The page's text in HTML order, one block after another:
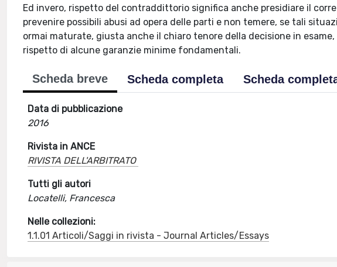
Ed invero, rispetto del contraddittorio significa anche presidiare il
prevenire possibili abusi ad opera delle parti e non temere, se tali
ormai maturate, giusta anche il chiaro tenore della decisione in
rispetto di alcune garanzie minime fondamentali.
Scheda breve Scheda completa Scheda
Data di pubblicazione
2016
Rivista in ANCE
RIVISTA DELL'ARBITRATO
Tutti gli autori
Locatelli, Francesca
Nelle collezioni:
1.1.01 Articoli/Saggi in rivista - Journal Articles/Essays